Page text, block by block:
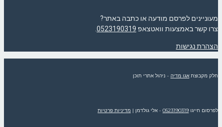
מעוניינים לפרסם מודעה או כתבה באתר?
צרו קשר באמצעות וואטצאפ 0523190319
הצהרת נגישות
חלק מקבוצת אגו מדיה - ניהול אתרי תוכן
לפרסום חייגו 0523190319 - אלי גולדמן | מדיניות פרטיות